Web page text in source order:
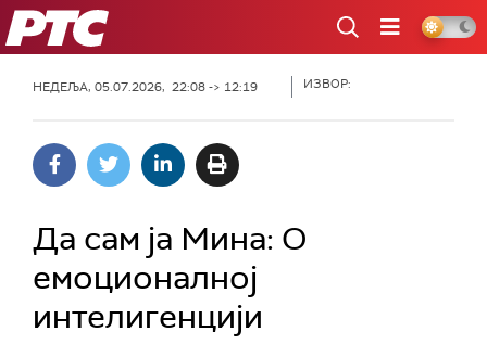
РТС
НЕДЕЉА, 05.07.2026, 22:08 -> 12:19 ИЗВОР:
Да сам ја Мина: О
емоционалној
интелигенцији